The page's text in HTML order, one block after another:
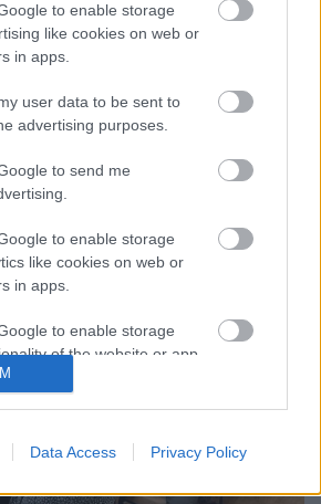
to enable storage
like cookies on web or
in apps.
user data to be sent to
advertising purposes.
to send me
to enable storage
like cookies on web or
in apps.
to enable storage
of the website or app.
to enable storage
including authentication
Data Access Privacy Policy
az Országos Idegennyelvű
található könyvekből
alkalommal más
majd meg. Sorozatunk
Aliz – Háy Ágnes
gyermekkönyvét ajánlja Juhász
és…